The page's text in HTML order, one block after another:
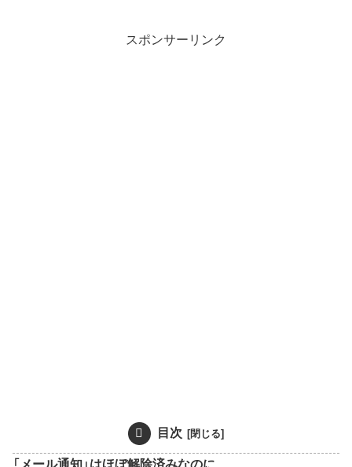
スポンサーリンク
目次